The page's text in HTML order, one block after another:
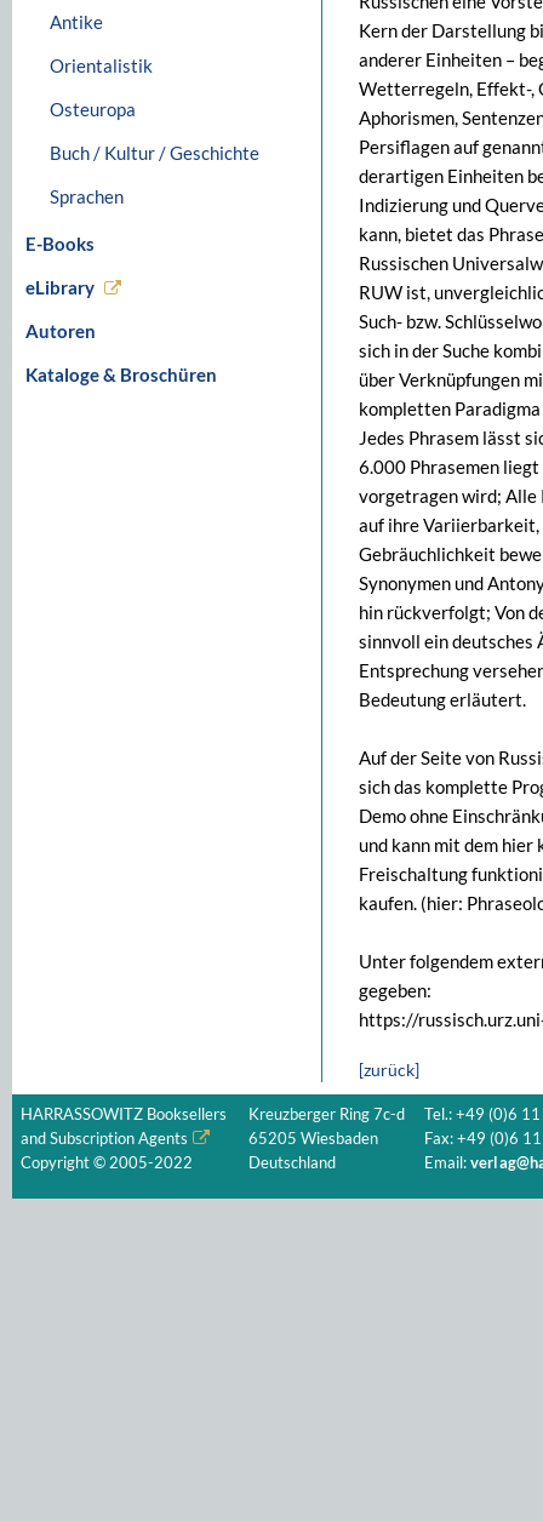
Antike
Orientalistik
Osteuropa
Buch / Kultur / Geschichte
Sprachen
E-Books
eLibrary
Autoren
Kataloge & Broschüren
Kern der Darstellung
anderer Einheiten –
Wetterregeln, Effekt-,
Aphorismen,
Persiflagen auf
derartigen Einheiten
Indizierung und
kann, bietet das
Russischen
RUW ist,
Such- bzw.
sich in der Suche
über Verknüpfungen
kompletten
Jedes Phrasem lässt
6.000 Phrasemen
vorgetragen wird; Alle
auf ihre
Gebräuchlichkeit
Synonymen und
hin rückverfolgt; Von
sinnvoll ein deutsches
Entsprechung
Bedeutung erläutert.
Auf der Seite von
sich das komplette
Demo ohne
und kann mit dem
Freischaltung
kaufen. (hier:
Unter folgendem
gegeben:
https://
[zurück]
HARRASSOWITZ Booksellers
and Subscription Agents
Copyright © 2005-2022
Kreuzberger Ring 7c-d
65205 Wiesbaden
Deutschland
Tel.: +49 (0)6
Fax: +49 (0)6
Email: